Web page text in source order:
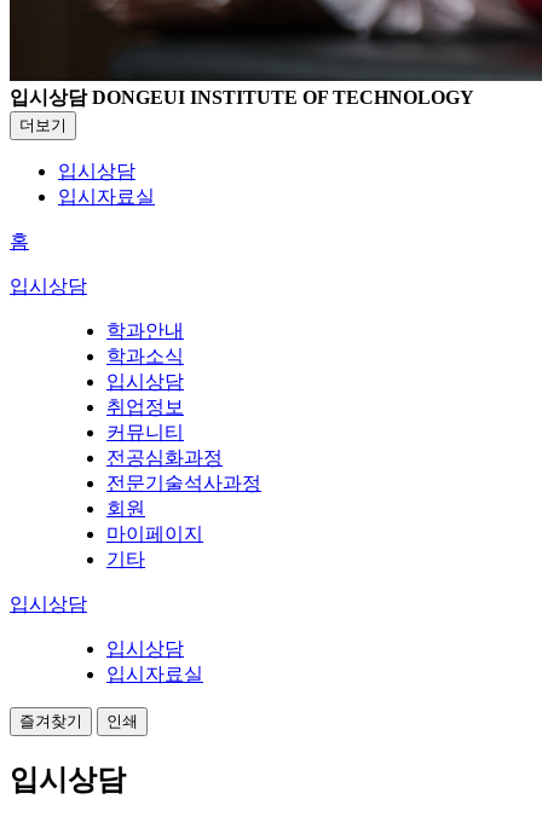
입시상담DONGEUI INSTITUTE OF TECHNOLOGY
더보기
입시상담
입시자료실
홈
입시상담
학과안내
학과소식
입시상담
취업정보
커뮤니티
전공심화과정
전문기술석사과정
회원
마이페이지
기타
입시상담
입시상담
입시자료실
즐겨찾기 인쇄
입시상담